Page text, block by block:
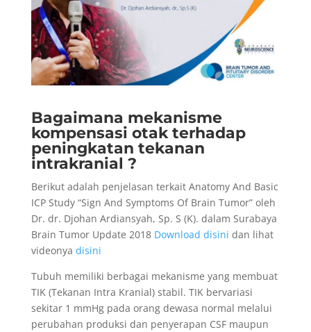
Bagaimana mekanisme
kompensasi otak terhadap
peningkatan tekanan
intrakranial ?
Berikut adalah penjelasan terkait Anatomy And Basic
ICP Study “Sign And Symptoms Of Brain Tumor” oleh
Dr. dr. Djohan Ardiansyah, Sp. S (K). dalam Surabaya
Brain Tumor Update 2018 Download disini dan lihat
videonya disini
Tubuh memiliki berbagai mekanisme yang membuat
TIK (Tekanan Intra Kranial) stabil. TIK bervariasi
sekitar 1 mmHg pada orang dewasa normal melalui
perubahan produksi dan penyerapan CSF maupun